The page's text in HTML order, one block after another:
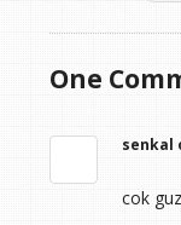
One
senkal
cok